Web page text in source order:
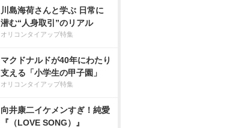
川島海荷さんと学ぶ 日常に
潜む“人身取引”のリアル
オリコンタイアップ特集
マクドナルドが40年にわたり
支える「小学生の甲子園」
オリコンタイアップ特集
向井康二イケメンすぎ！純愛
『（LOVE SONG）』